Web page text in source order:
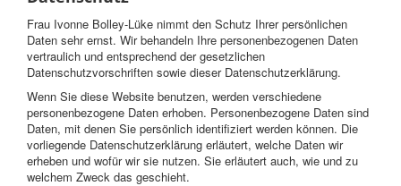
Frau Ivonne Bolley-Lüke nimmt den Schutz Ihrer persönlichen
Daten sehr ernst. Wir behandeln Ihre personenbezogenen Daten
vertraulich und entsprechend der gesetzlichen
Datenschutzvorschriften sowie dieser Datenschutzerklärung.
Wenn Sie diese Website benutzen, werden verschiedene
personenbezogene Daten erhoben. Personenbezogene Daten sind
Daten, mit denen Sie persönlich identifiziert werden können. Die
vorliegende Datenschutzerklärung erläutert, welche Daten wir
erheben und wofür wir sie nutzen. Sie erläutert auch, wie und zu
welchem Zweck das geschieht.